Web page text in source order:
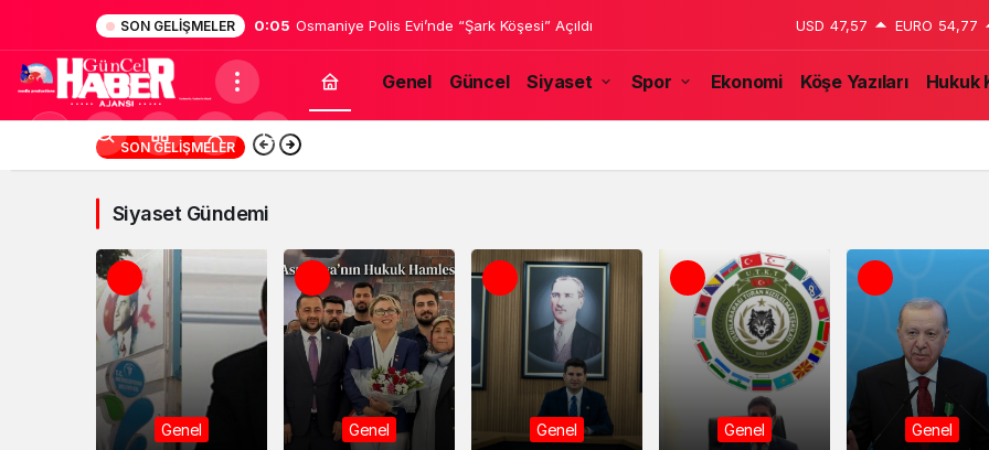
SON GELIŞMELER 0:03 SAKARYA’DA FUHUŞ ŞEBEKESİNE OPERASYON: 4 TUTUKLAMA USD 47,57 EURO 54,77
Güncel
Haber
Ajans
Genel Güncel Siyaset Spor Ekonomi Köşe Yazıları Hukuk
değiştir
SON GELIŞMELER
Siyaset Gündemi
Genel
Genel
Genel
Genel
Genel